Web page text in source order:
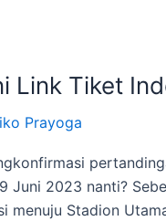
Link Tiket
Prayoga
Juni 2023 nanti?
menuju Stadion